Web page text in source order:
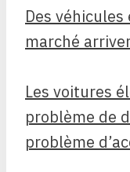
Des
marché
Les voitures
problème de
problème